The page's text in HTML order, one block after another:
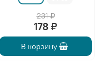
231 ₽
178 ₽
В корзину